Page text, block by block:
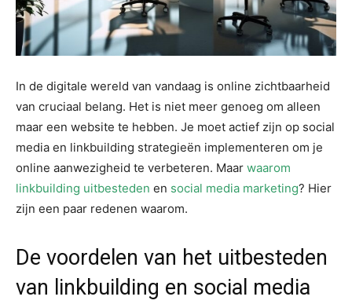
In de digitale wereld van vandaag is online zichtbaarheid
van cruciaal belang. Het is niet meer genoeg om alleen
maar een website te hebben. Je moet actief zijn op social
media en linkbuilding strategieën implementeren om je
online aanwezigheid te verbeteren. Maar waarom
linkbuilding uitbesteden en social media marketing? Hier
zijn een paar redenen waarom.
De voordelen van het uitbesteden
van linkbuilding en social media